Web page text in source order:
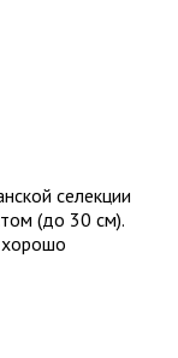
селекции
(до 30 см).